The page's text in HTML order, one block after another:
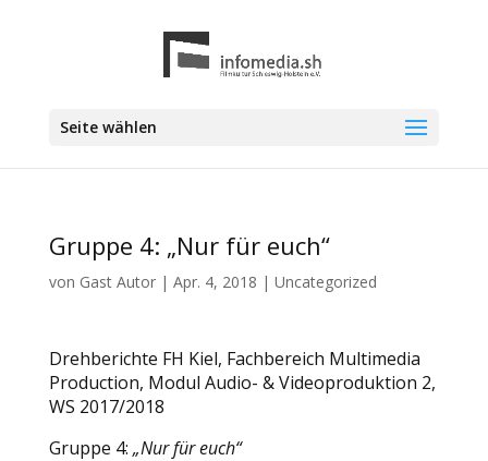
Seite wählen
Gruppe 4: „Nur für euch“
von Gast Autor| Apr. 4, 2018 | Uncategorized
Drehberichte FH Kiel, Fachbereich Multimedia
Production, Modul Audio- & Videoproduktion 2,
WS 2017/2018
Gruppe 4: „Nur für euch“